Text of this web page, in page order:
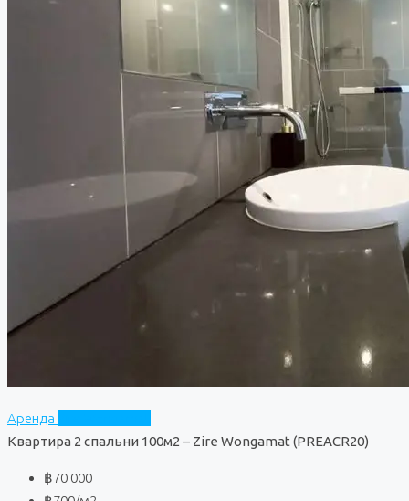
Аренда
Квартира 2 спальни 100м2 – Zire Wongamat (PREACR20)
฿70 000